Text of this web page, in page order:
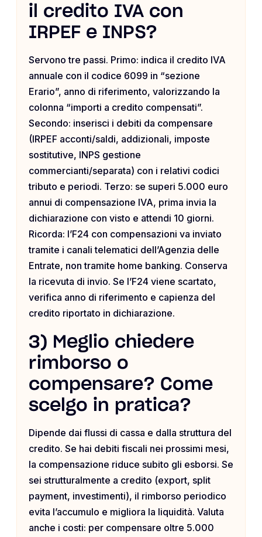
il credito IVA con
IRPEF e INPS?
Servono tre passi. Primo: indica il credito IVA
annuale con il codice 6099 in “sezione
Erario”, anno di riferimento, valorizzando la
colonna “importi a credito compensati”.
Secondo: inserisci i debiti da compensare
(IRPEF acconti/saldi, addizionali, imposte
sostitutive, INPS gestione
commercianti/separata) con i relativi codici
tributo e periodi. Terzo: se superi 5.000 euro
annui di compensazione IVA, prima invia la
dichiarazione con visto e attendi 10 giorni.
Ricorda: l’F24 con compensazioni va inviato
tramite i canali telematici dell’Agenzia delle
Entrate, non tramite home banking. Conserva
la ricevuta di invio. Se l’F24 viene scartato,
verifica anno di riferimento e capienza del
credito riportato in dichiarazione.
3) Meglio chiedere
rimborso o
compensare? Come
scelgo in pratica?
Dipende dai flussi di cassa e dalla struttura del
credito. Se hai debiti fiscali nei prossimi mesi,
la compensazione riduce subito gli esborsi. Se
sei strutturalmente a credito (export, split
payment, investimenti), il rimborso periodico
evita l’accumulo e migliora la liquidità. Valuta
anche i costi: per compensare oltre 5.000